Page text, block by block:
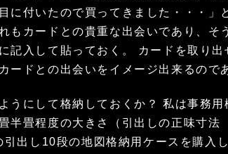
に付いたので買ってきました・・・」
もカードとの貴重な出会いであり、そ
記入して貼っておく。 カードを取り
ードとの出会いをイメージ出来るので
うにして格納しておくか？ 私は事務用
半畳程度の大きさ（引出しの正味寸
引出し10段の地図格納用ケースを購入